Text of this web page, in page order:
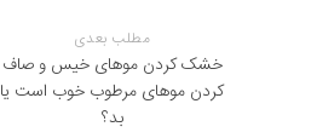
مطلب بعدی
خشک کردن موهای خیس و صاف
کردن موهای مرطوب خوب است یا
بد؟